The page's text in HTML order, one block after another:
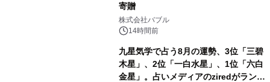
寄贈
株式会社バブル
14時間前
九星気学で占う8月の運勢、3位「三碧
木星」、2位「一白水星」、1位「六白
金星」。占いメディアのziredがランキ